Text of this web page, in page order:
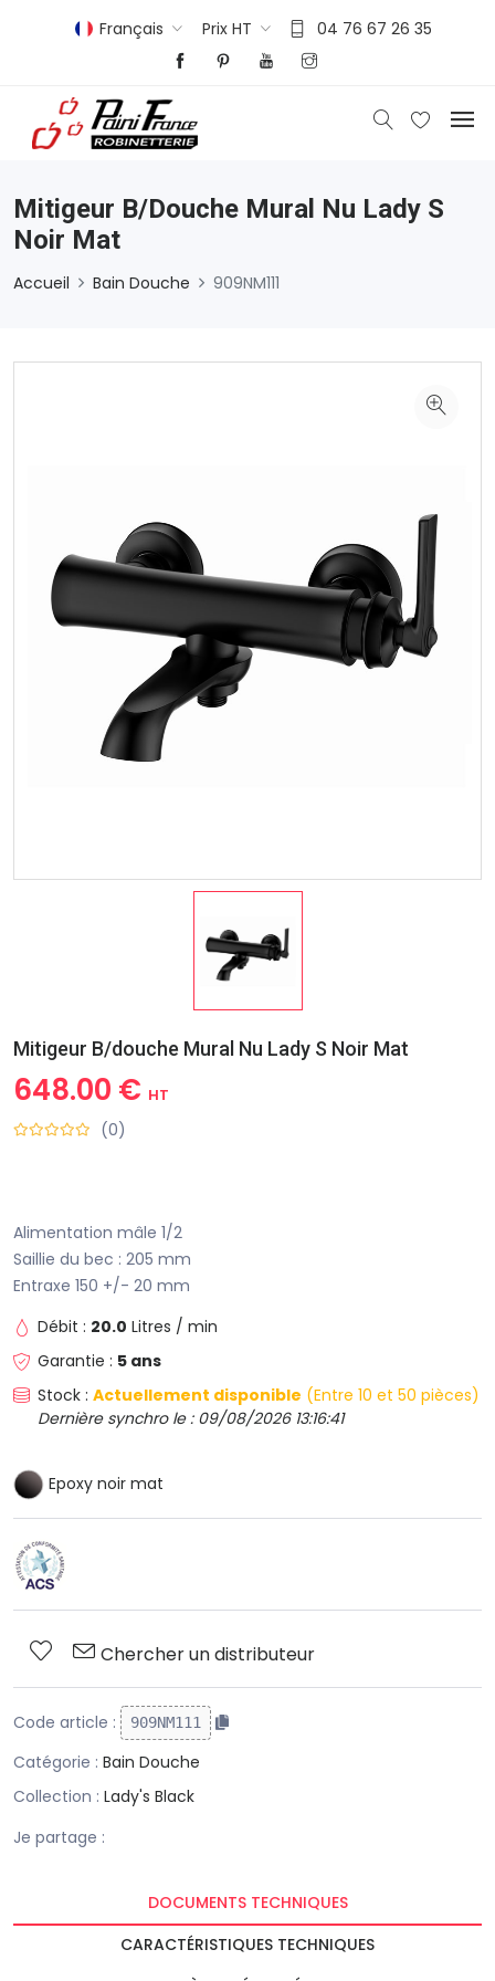
Français Prix HT 04 76 67 26 35
Mitigeur B/douche Mural Nu Lady S
Noir Mat
Accueil Bain Douche 909NM111
Mitigeur B/douche Mural Nu Lady S Noir Mat
648.00 € HT
(0)
Alimentation mâle 1/2
Saillie du bec : 205 mm
Entraxe 150 +/- 20 mm
Débit : 20.0 Litres / min
Garantie : 5 ans
Stock : Actuellement disponible (Entre 10 et 50 pièces)
Dernière synchro le : 09/08/2026 13:16:41
Epoxy noir mat
Chercher un distributeur
Code article : 909NM111
Catégorie : Bain Douche
Collection : Lady's Black
Je partage :
DOCUMENTS TECHNIQUES
CARACTÉRISTIQUES TECHNIQUES